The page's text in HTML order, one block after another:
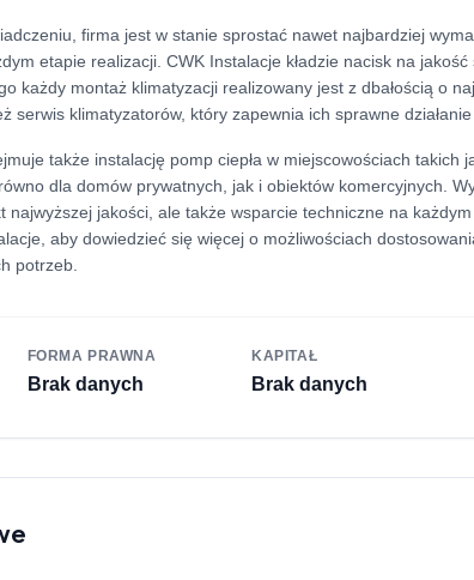
firma jest w stanie sprostać nawet najbardziej
etapie realizacji. CWK Instalacje kładzie nacisk na jakość
każdy montaż klimatyzacji realizowany jest z dbałością o
serwis klimatyzatorów, który zapewnia ich sprawne działanie
także instalację pomp ciepła w miejscowościach takich
dla domów prywatnych, jak i obiektów komercyjnych.
najwyższej jakości, ale także wsparcie techniczne na każdym
aby dowiedzieć się więcej o możliwościach
potrzeb.
FORMA PRAWNA
Brak danych
KAPITAŁ
Brak danych